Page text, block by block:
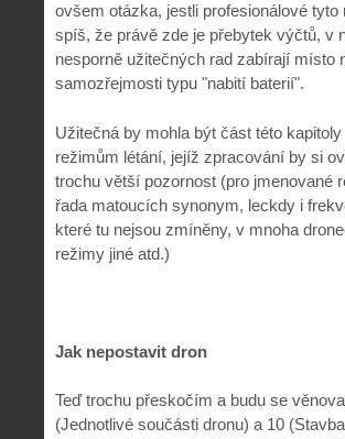
ovšem otázka, jestli profesionálové tyto
spíš, že právě zde je přebytek výčtů, v
nesporně užitečných rad zabírají místo
samozřejmosti typu "nabití baterií".
Užitečná by mohla být část této
režimům létání, jejíž zpracování by si
trochu větší pozornost (pro jmenované
řada matoucích synonym, leckdy i
které tu nejsou zmíněny, v mnoha
režimy jiné atd.)
Jak nepostavit dron
Teď trochu přeskočím a budu se
(Jednotlivé součásti dronu) a 10